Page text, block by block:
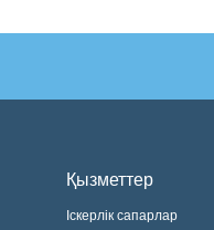
Қызметтер
Іскерлік сапарлар